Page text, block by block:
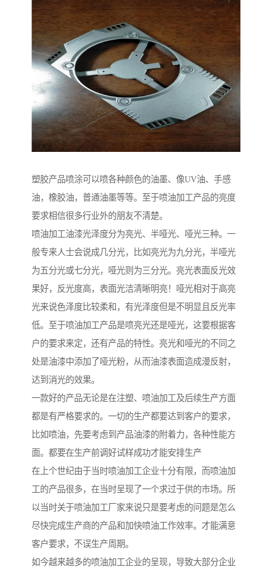
塑胶产品喷涂可以喷各种颜色的油墨、像UV油、手感
油，橡胶油，普通油墨等等。至于喷油加工产品的亮度
要求相信很多行业外的朋友不清楚。
喷油加工油漆光泽度分为亮光、半哑光、哑光三种。一
般专来人士会说成几分光，比如亮光为九分光，半哑光
为五分光或七分光，哑光则为三分光。亮光表面反光效
果好，反光度高，表面光洁清晰明亮！哑光相对于高亮
光来说色泽度比较柔和，有光泽度但是不明显且反光率
低。至于喷油加工产品是喷亮光还是哑光，这要根据客
户的要求来定，还有产品的特性。亮光和哑光的不同之
处是油漆中添加了哑光粉，从而油漆表面造成漫反射，
达到消光的效果。
一款好的产品无论是在注塑、喷油加工及后续生产方面
都是有严格要求的。一切的生产都要达到客户的要求，
比如喷油，先要考虑到产品油漆的附着力，各种性能方
面。都要在生产前调好试样成功才能安排生产
在上个世纪由于当时喷油加工企业十分有限，而喷油加
工的产品很多，在当时呈现了一个求过于供的市场。所
以当时关于喷油加工厂家来说只是要考虑的问题是怎么
尽快完成生产商的产品和加快喷油工作效率。才能满意
客户要求，不误生产周期。
如今越来越多的喷油加工企业的呈现，导致大部分企业